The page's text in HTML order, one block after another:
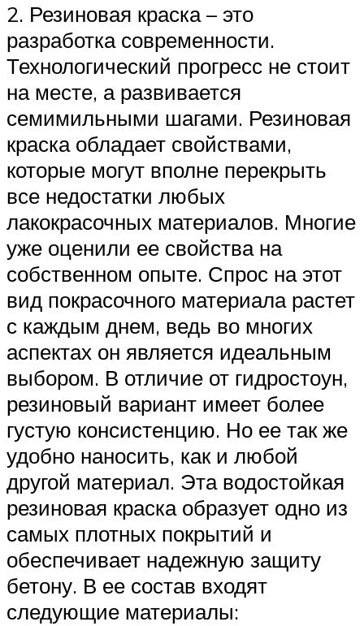
2. Резиновая краска – это
разработка современности.
Технологический прогресс не стоит
на месте, а развивается
семимильными шагами. Резиновая
краска обладает свойствами,
которые могут вполне перекрыть
все недостатки любых
лакокрасочных материалов. Многие
уже оценили ее свойства на
собственном опыте. Спрос на этот
вид покрасочного материала растет
с каждым днем, ведь во многих
аспектах он является идеальным
выбором. В отличие от гидростоун,
резиновый вариант имеет более
густую консистенцию. Но ее так же
удобно наносить, как и любой
другой материал. Эта водостойкая
резиновая краска образует одно из
самых плотных покрытий и
обеспечивает надежную защиту
бетону. В ее состав входят
следующие материалы: